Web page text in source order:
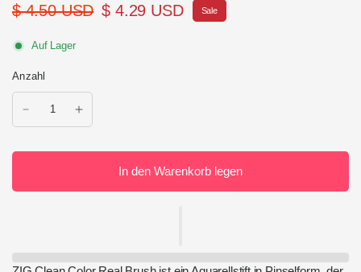
$ 4.50 USD $ 4.29 USD Sale
Auf Lager
Anzahl
In den Warenkorb legen